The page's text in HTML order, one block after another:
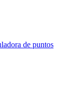
de puntos